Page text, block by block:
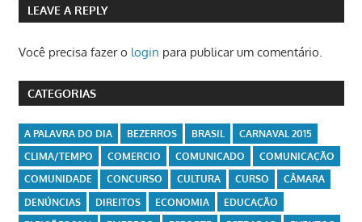
LEAVE A REPLY
Você precisa fazer o login para publicar um comentário.
CATEGORIAS
A PALAVRA DO DIA BEZERROS BRASIL
CARNAVAL 2015
CLIMA/TEMPO
COMERCIO COMUNICADO
COMUNICAÇÃO
COMUNIDADE
CONCURSO CULTURA CURSO
CÂMARA
DENÚNCIAS
DIREITOS ECONOMIA
EDUCAÇÃO